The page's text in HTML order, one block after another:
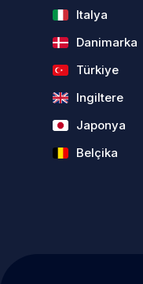
Italya
Danimarka
Türkiye
Ingiltere
Japonya
Belçika